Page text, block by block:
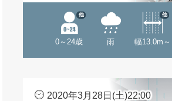
0～24歳
他
雨 幅13.0m～
他
2020年3月28日(土)22:00